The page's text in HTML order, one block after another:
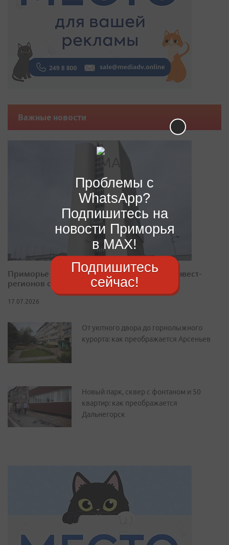
Важные новости
Приморье закрепилось в десятке лучших инвест-
регионов страны
17.07.2026
От уютного двора до горнолыжного
курорта: как преображается Арсеньев
Новый парк, сквер с фонтаном и 50
квартир: как преображается
Дальнегорск
Проблемы с
WhatsApp?
Подпишитесь на
новости Приморья
в MAX!
Подпишитесь
сейчас!